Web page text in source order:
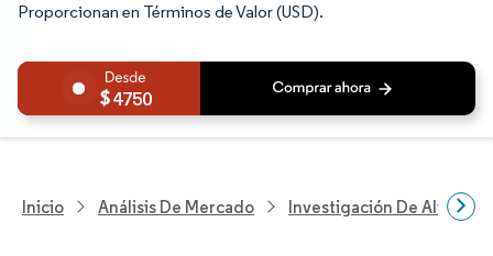
Proporcionan en Términos de Valor (USD).
4750
Inicio Análisis De Mercado Investigación De